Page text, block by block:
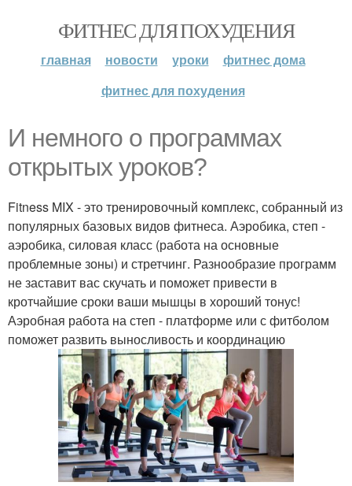
ФИТНЕС ДЛЯ ПОХУДЕНИЯ
главная новости уроки
фитнес дома
фитнес для похудения
И немного о программах
открытых уроков?
Fitness MIX - это тренировочный комплекс, собранный из
популярных базовых видов фитнеса. Аэробика, степ -
аэробика, силовая класс (работа на основные
проблемные зоны) и стретчинг. Разнообразие программ
не заставит вас скучать и поможет привести в
кротчайшие сроки ваши мышцы в хороший тонус!
Аэробная работа на степ - платформе или с фитболом
поможет развить выносливость и координацию